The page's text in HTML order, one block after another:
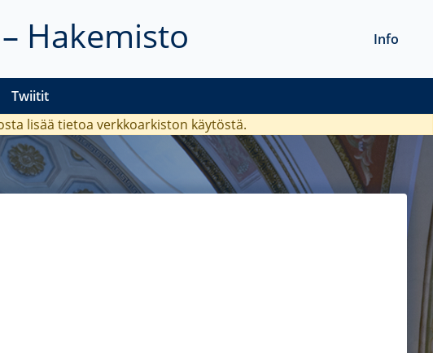
Hakemisto
Twiitit
Info
lisää tietoa verkkoarkiston käytöstä.